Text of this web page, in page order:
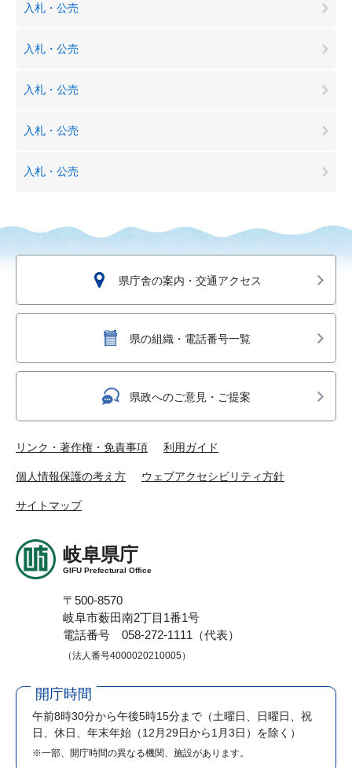
入札・公売
入札・公売
入札・公売
入札・公売
入札・公売
県庁舎の案内・交通アクセス
県の組織・電話番号一覧
県政へのご意見・ご提案
リンク・著作権・免責事項 利用ガイド
個人情報保護の考え方 ウェブアクセシビリティ方針
サイトマップ
岐阜県庁
GIFU Prefectural Office
〒500-8570
岐阜市薮田南2丁目1番1号
電話番号 058-272-1111（代表）
（法人番号4000020210005）
開庁時間
午前8時30分から午後5時15分まで （土曜日、日曜日、祝
日、休日、年末年始（12月29日から1月3日）を除く）
※一部、開庁時間の異なる機関、施設があります。